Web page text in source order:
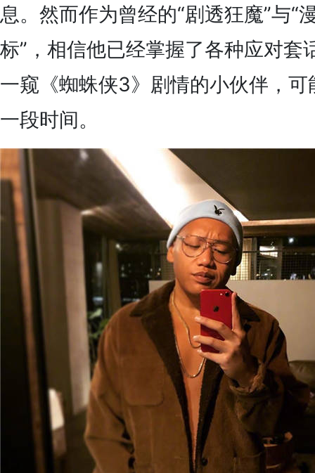
息。然而作为曾经的“剧透狂魔”与“
标”，相信他已经掌握了各种应对套
一窥《蜘蛛侠3》剧情的小伙伴，
一段时间。